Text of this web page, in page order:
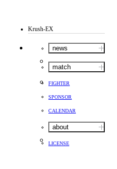
Krush-EX
news
match
FIGHTER
SPONSOR
CALENDAR
about
LICENSE